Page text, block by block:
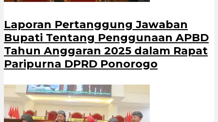
Laporan Pertanggung Jawaban
Bupati Tentang Penggunaan APBD
Tahun Anggaran 2025 dalam Rapat
Paripurna DPRD Ponorogo